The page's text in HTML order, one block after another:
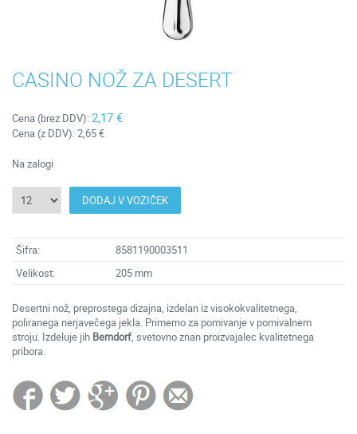
CASINO NOŽ ZA DESERT
Cena (brez DDV): 2,17 €
Cena (z DDV): 2,65 €
Na zalogi
DODAJ V VOZIČEK
Šifra:
8581190003511
Velikost:
205 mm
Desertni nož, preprostega dizajna, izdelan iz visokokvalitetnega,
poliranega nerjavečega jekla. Primerno za pomivanje v pomivalnem
stroju. Izdeluje jih Berndorf, svetovno znan proizvajalec kvalitetnega
pribora.